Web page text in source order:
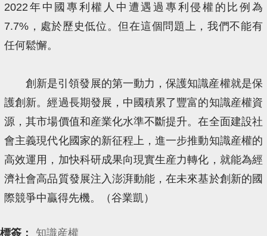
2022年中國專利權人中遭遇過專利侵權的比例為
7.7%，處於歷史低位。但在這個問題上，我們不能有
任何鬆懈。
創新是引領發展的第一動力，保護知識産權就是保
護創新。經過長期發展，中國積累了豐富的知識産權資
源，其市場價值和産業化水準不斷提升。在全面建設社
會主義現代化國家的新征程上，進一步推動知識産權的
高效運用，加快科研成果向現實生産力轉化，就能為經
濟社會高品質發展注入澎湃動能，在未來基於創新的國
際競爭中贏得先機。（谷業凱）
標簽： 知識産權